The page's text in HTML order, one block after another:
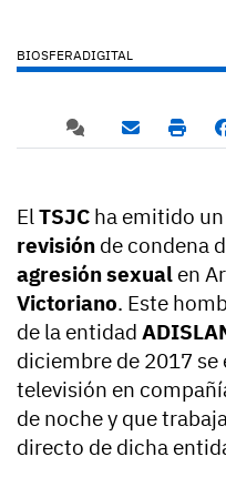
BIOSFERADIGITAL
El TSJC ha emitido un
revisión de condena
agresión sexual en
Victoriano. Este
de la entidad
diciembre de 2017
televisión en
de noche y que
directo de dicha